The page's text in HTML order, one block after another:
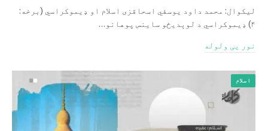
لیکوال: محمد داود یوسفي اسحاقزی اسلام او ډیموکراسي (برخه:
۴) ډیموکراسي د لوېدیځو ساینس پوهانو…
نور یی ولوله
اسلام